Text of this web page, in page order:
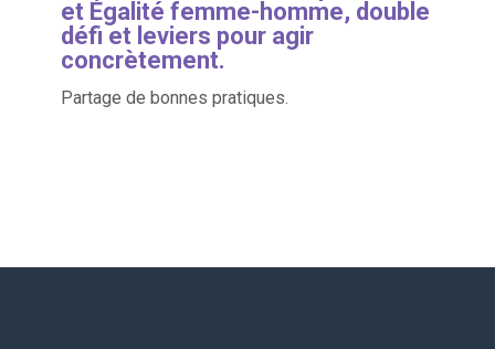
et Égalité femme-homme, double
défi et leviers pour agir
concrètement.
Partage de bonnes pratiques.